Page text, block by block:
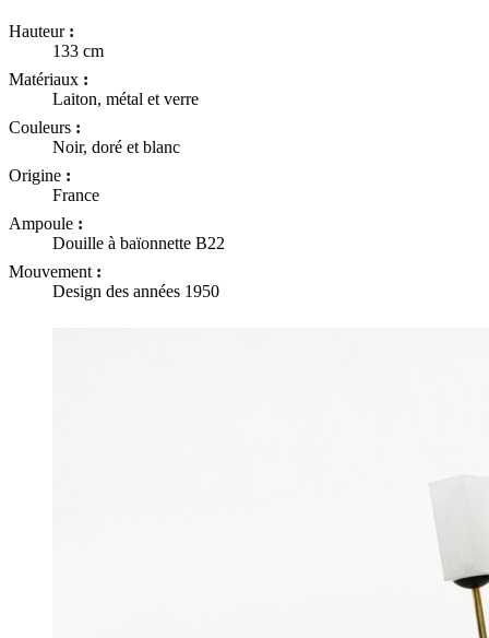
Hauteur :
133 cm
Matériaux :
Laiton, métal et verre
Couleurs :
Noir, doré et blanc
Origine :
France
Ampoule :
Douille à baïonnette B22
Mouvement :
Design des années 1950